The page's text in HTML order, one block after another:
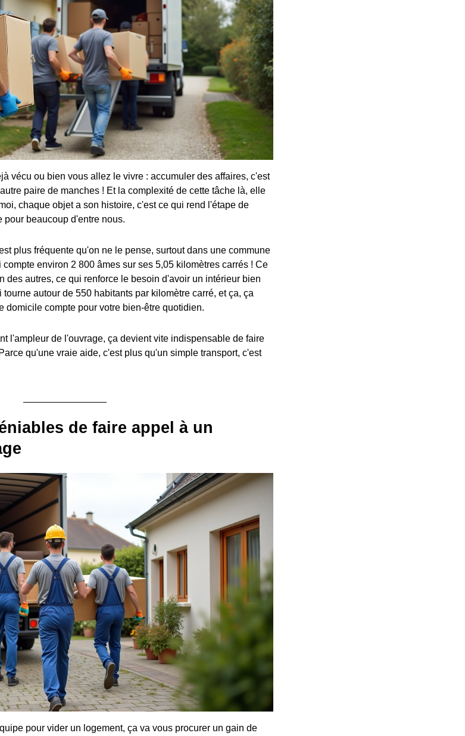
vécu ou bien vous allez le vivre : accumuler des affaires, c'est
paire de manches ! Et la complexité de cette tâche là, elle
chaque objet a son histoire, c'est ce qui rend l'étape de
beaucoup d'entre nous.
plus fréquente qu'on ne le pense, surtout dans une commune
compte environ 2 800 âmes sur ses 5,05 kilomètres carrés ! Ce
des autres, ce qui renforce le besoin d'avoir un intérieur bien
autour de 550 habitants par kilomètre carré, et ça, ça
domicile compte pour votre bien-être quotidien.
l'ampleur de l'ouvrage, ça devient vite indispensable de faire
qu'une vraie aide, c'est plus qu'un simple transport, c'est
de faire appel à un
pour vider un logement, ça va vous procurer un gain de